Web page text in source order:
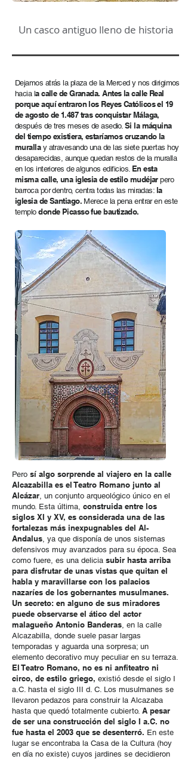
Un casco antiguo lleno de historia
Dejamos atrás la plaza de la Merced y nos dirigimos
hacia la calle de Granada. Antes la calle Real
porque aquí entraron los Reyes Católicos el 19
de agosto de 1.487 tras conquistar Málaga,
después de tres meses de asedio. Si la máquina
del tiempo existiera, estaríamos cruzando la
muralla y atravesando una de las siete puertas hoy
desaparecidas, aunque quedan restos de la muralla
en los interiores de algunos edificios. En esta
misma calle, una iglesia de estilo mudéjarpero
barroca por dentro, centra todas las miradas: la
iglesia de Santiago. Merece la pena entrar en este
templodonde Picasso fue bautizado.
Pero sí algo sorprende al viajero en la calle
Alcazabilla es el Teatro Romano junto al
Alcázar, un conjunto arqueológico único en el
mundo. Esta última, construida entre los
siglos XI y XV, es considerada una de las
fortalezas más inexpugnables del Al-
Andalus, ya que disponía de unos sistemas
defensivos muy avanzados para su época. Sea
como fuere, es una delicia subir hasta arriba
para disfrutar de unas vistas que quitan el
habla y maravillarse con los palacios
nazaríes de los gobernantes musulmanes.
Un secreto: en alguno de sus miradores
puede observarse el ático del actor
malagueño Antonio Banderas, en la calle
Alcazabilla, donde suele pasar largas
temporadas y aguarda una sorpresa; un
elemento decorativo muy peculiar en su terraza.
El Teatro Romano, no es ni anfiteatro ni
circo, de estilo griego, existió desde el siglo I
a.C. hasta el siglo III d. C. Los musulmanes se
llevaron pedazos para construir la Alcazaba
hasta que quedó totalmente cubierto. A pesar
de ser una construcción del siglo I a.C. no
fue hasta el 2003 que se desenterró. En este
lugar se encontraba la Casa de la Cultura (hoy
en día no existe) cuyos jardines se decidieron